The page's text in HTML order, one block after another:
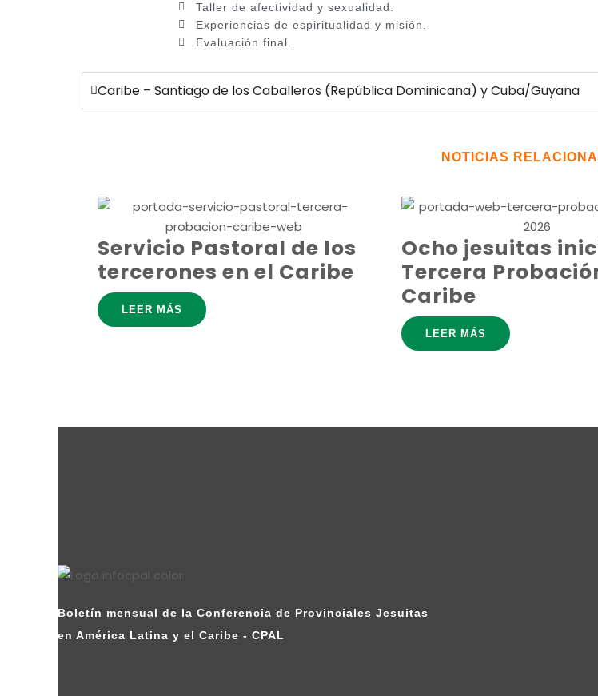
Taller de afectividad y sexualidad.
Experiencias de espiritualidad y misión.
Evaluación final.
Caribe – Santiago de los Caballeros (República Dominicana) y Cuba/Guyana
NOTICIAS
Servicio Pastoral de los
tercerones en el Caribe
LEER MÁS
Ocho jesuitas
Tercera
Caribe
LEER MÁS
Boletín mensual de la Conferencia de Provinciales Jesuitas
en América Latina y el Caribe - CPAL